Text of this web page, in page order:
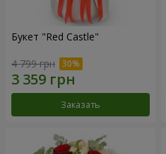
Букет "Red Castle"
4 799 грн
Заказать